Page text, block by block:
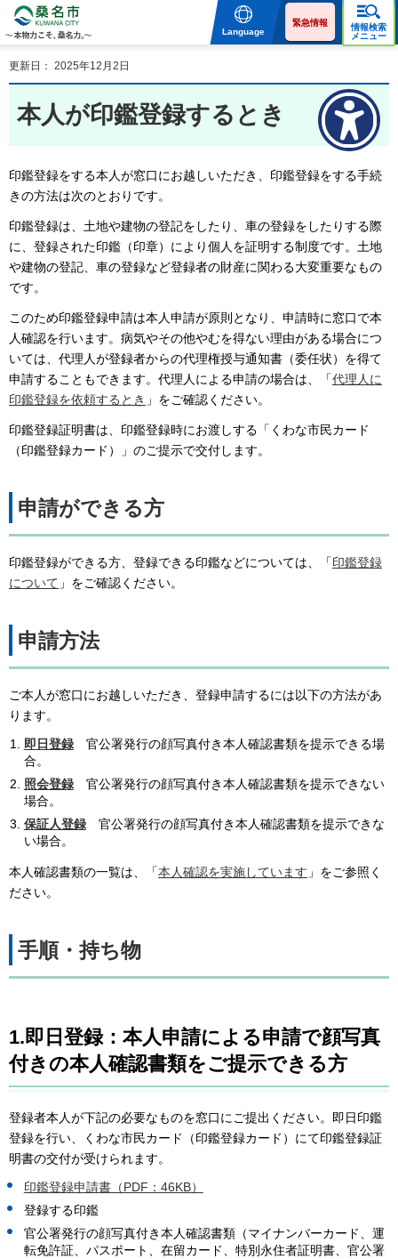
物力こそ、桑名力。
Language
緊急情報
情報検索
メニュー
更新日： 2025年12月2日
本人が印鑑登録するとき
印鑑登録をする本人が窓口にお越しいただき、印鑑登録をする手続
きの方法は次のとおりです。
印鑑登録は、土地や建物の登記をしたり、車の登録をしたりする際
に、登録された印鑑（印章）により個人を証明する制度です。土地
や建物の登記、車の登録など登録者の財産に関わる大変重要なもの
です。
このため印鑑登録申請は本人申請が原則となり、申請時に窓口で本
人確認を行います。病気やその他やむを得ない理由がある場合につ
いては、代理人が登録者からの代理権授与通知書（委任状）を得て
申請することもできます。代理人による申請の場合は、「代理人に
印鑑登録を依頼するとき 」をご確認ください。
印鑑登録証明書は、印鑑登録時にお渡しする「くわな市民カード
（印鑑登録カード）」のご提示で交付します。
申請ができる方
印鑑登録ができる方、登録できる印鑑などについては、「印鑑登録
について 」をご確認ください。
申請方法
ご本人が窓口にお越しいただき、登録申請するには以下の方法があ
ります。
即日登録官公署発行の顔写真付き本人確認書類を提示できる場
合。
照会登録官公署発行の顔写真付き本人確認書類を提示できない
場合。
保証人登録官公署発行の顔写真付き本人確認書類を提示できな
い場合。
本人確認書類の一覧は、「本人確認を実施しています 」をご参照く
ださい。
手順・持ち物
1.即日登録：本人申請による申請で顔写真
付きの本人確認書類をご提示できる方
登録者本人が下記の必要なものを窓口にご提出ください。即日印鑑
登録を行い、くわな市民カード（印鑑登録カード）にて印鑑登録証
明書の交付が受けられます。
印鑑登録申請書（PDF：46KB）
登録する印鑑
官公署発行の顔写真付き本人確認書類（マイナンバーカード、運
転免許証、パスポート、在留カード、特別永住者証明書、官公署